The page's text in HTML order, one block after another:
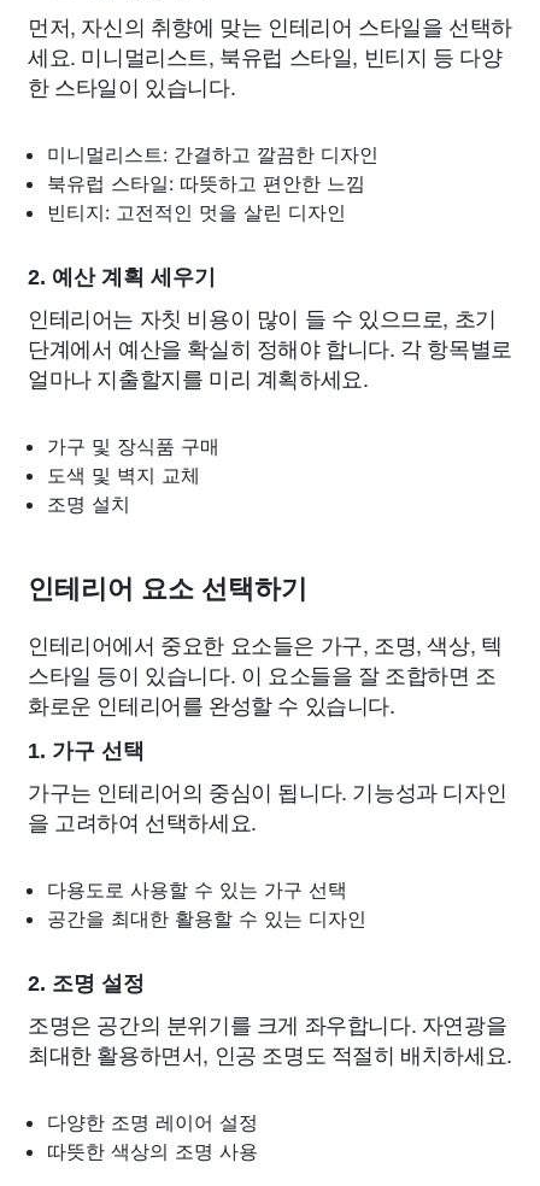
먼저, 자신의 취향에 맞는 인테리어 스타일을 선택하
세요. 미니멀리스트, 북유럽 스타일, 빈티지 등 다양
한 스타일이 있습니다.
미니멀리스트: 간결하고 깔끔한 디자인
북유럽 스타일: 따뜻하고 편안한 느낌
빈티지: 고전적인 멋을 살린 디자인
2. 예산 계획 세우기
인테리어는 자칫 비용이 많이 들 수 있으므로, 초기
단계에서 예산을 확실히 정해야 합니다. 각 항목별로
얼마나 지출할지를 미리 계획하세요.
가구 및 장식품 구매
도색 및 벽지 교체
조명 설치
인테리어 요소 선택하기
인테리어에서 중요한 요소들은 가구, 조명, 색상, 텍
스타일 등이 있습니다. 이 요소들을 잘 조합하면 조
화로운 인테리어를 완성할 수 있습니다.
1. 가구 선택
가구는 인테리어의 중심이 됩니다. 기능성과 디자인
을 고려하여 선택하세요.
다용도로 사용할 수 있는 가구 선택
공간을 최대한 활용할 수 있는 디자인
2. 조명 설정
조명은 공간의 분위기를 크게 좌우합니다. 자연광을
최대한 활용하면서, 인공 조명도 적절히 배치하세요.
다양한 조명 레이어 설정
따뜻한 색상의 조명 사용